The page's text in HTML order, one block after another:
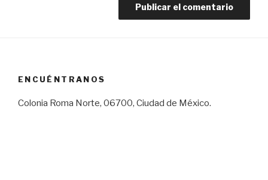
ENCUÉNTRANOS
Colonia Roma Norte, 06700, Ciudad de México.